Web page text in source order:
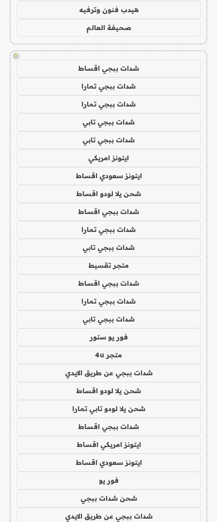
هيدب فنون وترفيه
صحيفة العالم
!
شدات ببجي اقساط
شدات ببجي تمارا
شدات ببجي تمارا
شدات ببجي تابي
شدات ببجي تابي
ايتونز امريكي
ايتونز سعودي اقساط
شحن يلا لودو اقساط
شدات ببجي اقساط
شدات ببجي تمارا
شدات ببجي تابي
متجر تقسيط
شدات ببجي اقساط
شدات ببجي تمارا
شدات ببجي تابي
فور يو ستور
متجر 4u
شدات ببجي عن طريق الايدي
شحن يلا لودو اقساط
شحن يلا لودو تابي تمارا
شدات ببجي اقساط
ايتونز امريكي اقساط
ايتونز سعودي اقساط
فور يو
شحن شدات ببجي
شدات ببجي عن طريق الايدي